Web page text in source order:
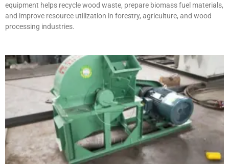
equipment helps recycle wood waste, prepare biomass fuel materials,
and improve resource utilization in forestry, agriculture, and wood
processing industries.